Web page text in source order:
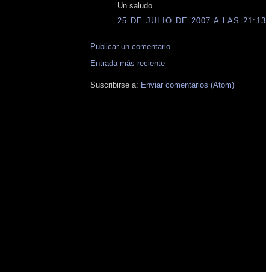
Un saludo
25 DE JULIO DE 2007 A LAS 21:13
Publicar un comentario
Entrada más reciente
Suscribirse a: Enviar comentarios (Atom)